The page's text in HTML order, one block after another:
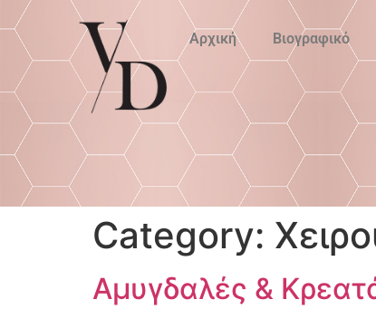
Αρχική Βιογραφικό
Category:
Αμυγδαλές &